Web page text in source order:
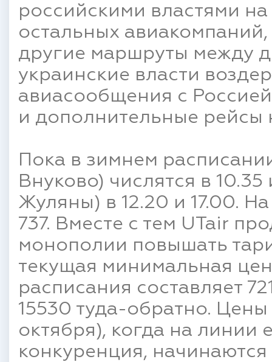
российскими властями
остальных
другие маршруты между
украинские власти
авиасообщения с
и дополнительные рейсы
Пока в зимнем
Внуково) числятся в
Жуляны) в 12.20 и 17.00.
737. Вместе с тем UTair
монополии повышать
текущая минимальная
расписания составляет
15530 туда-обратно.
октября), когда на линии
конкуренция,